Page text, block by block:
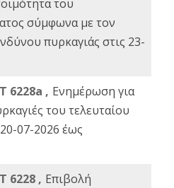
του
σύμφωνα με τον
πυρκαγιάς στις 23-
6228a , Ενημέρωση για
του τελευταίου
07-2026 έως
6228 , Επιβολή